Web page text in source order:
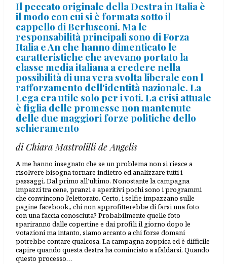
Il peccato originale della Destra in Italia è
il modo con cui si è formata sotto il
cappello di Berlusconi. Ma le
responsabilità principali sono di Forza
Italia e An che hanno dimenticato le
caratteristiche che avevano portato la
classe media italiana a credere nella
possibilità di una vera svolta liberale con l
rafforzamento dell'identità nazionale. La
Lega era utile solo per i voti. La crisi attuale
è figlia delle promesse non mantenute
delle due maggiori forze politiche dello
schieramento
di Chiara Mastrolilli de Angelis
A me hanno insegnato che se un problema non si riesce a
risolvere bisogna tornare indietro ed analizzare tutti i
passaggi. Dal primo all’ultimo. Nonostante la campagna
impazzi tra cene, pranzi e aperitivi pochi sono i programmi
che convincono l’elettorato. Certo, i selfie impazzano sulle
pagine facebook,, chi non approfitterebbe di farsi una foto
con una faccia conosciuta? Probabilmente quelle foto
spariranno dalle copertine e dai profili il giorno dopo le
votazioni ma intanto, siamo accanto a chi forse domani
potrebbe contare qualcosa. La campagna zoppica ed è difficile
capire quando questa destra ha cominciato a sfaldarsi. Quando
questo processo…